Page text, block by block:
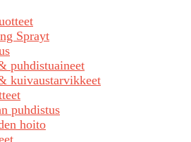
Sprayt
puhdistuaineet
kuivaustarvikkeet
puhdistus
hoito